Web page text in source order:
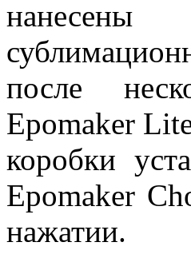
после
Epomaker
коробки
Epomaker
нажатии.